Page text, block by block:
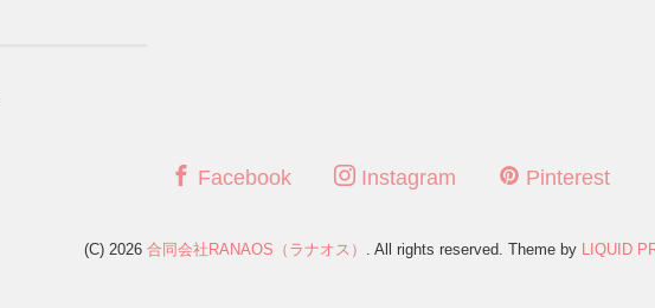
Facebook Instagram Pinterest
(C) 2026 合同会社RANAOS（ラナオス） . All rights reserved. Theme by LIQUID